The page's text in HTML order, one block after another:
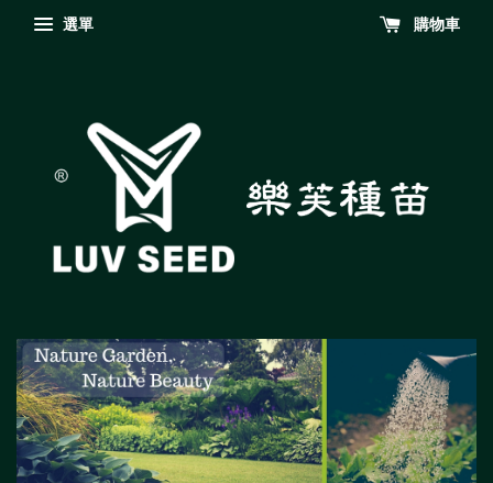
選單 購物車